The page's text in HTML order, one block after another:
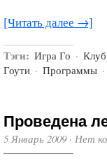
[Читать далее →]
Тэги: Игра Го ·
Гоути · Программы ·
Проведена
5 Январь 2009· Нет